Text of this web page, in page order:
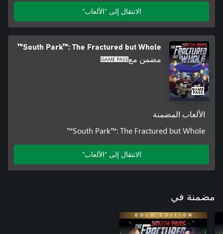
الانتقال إلى "الألعاب"
South Park™: The Fractured but Whole™
مضمن مع
الألعاب المضمنة
South Park™: The Fractured but Whole™
الانتقال إلى "الألعاب"
مضمنة في